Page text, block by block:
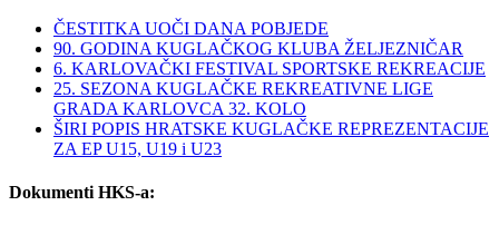
ČESTITKA UOČI DANA POBJEDE
90. GODINA KUGLAČKOG KLUBA ŽELJEZNIČAR
6. KARLOVAČKI FESTIVAL SPORTSKE REKREACIJE
25. SEZONA KUGLAČKE REKREATIVNE LIGE
GRADA KARLOVCA 32. KOLO
ŠIRI POPIS HRATSKE KUGLAČKE REPREZENTACIJE
ZA EP U15, U19 i U23
Dokumenti HKS-a: